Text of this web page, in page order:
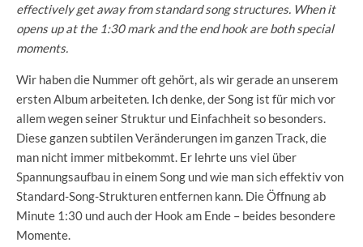
effectively get away from standard song structures. When it
opens up at the 1:30 mark and the end hook are both special
moments.
Wir haben die Nummer oft gehört, als wir gerade an unserem
ersten Album arbeiteten. Ich denke, der Song ist für mich vor
allem wegen seiner Struktur und Einfachheit so besonders.
Diese ganzen subtilen Veränderungen im ganzen Track, die
man nicht immer mitbekommt. Er lehrte uns viel über
Spannungsaufbau in einem Song und wie man sich effektiv von
Standard-Song-Strukturen entfernen kann. Die Öffnung ab
Minute 1:30 und auch der Hook am Ende – beides besondere
Momente.